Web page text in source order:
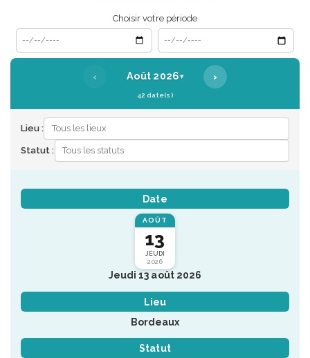
Choisir votre période
Date de début
Date de fin
‹ Août 2026▾ ›
42 date(s)
Lieu :
Statut :
Date
AOÛT
13
JEUDI
2026
Jeudi 13 août 2026
Lieu
Bordeaux
Statut